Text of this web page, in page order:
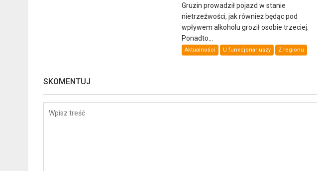
Gruzin prowadził pojazd w stanie
nietrzeźwości, jak również będąc pod
wpływem alkoholu groził osobie trzeciej.
Ponadto...
Aktualności U funkcjonariuszy Z regionu
SKOMENTUJ